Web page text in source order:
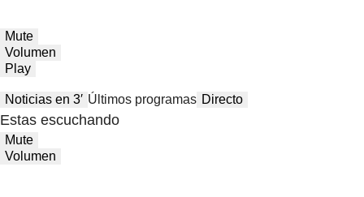
Mute
Volumen
Play
Noticias en 3′ Últimos programas Directo
Estas escuchando
Mute
Volumen